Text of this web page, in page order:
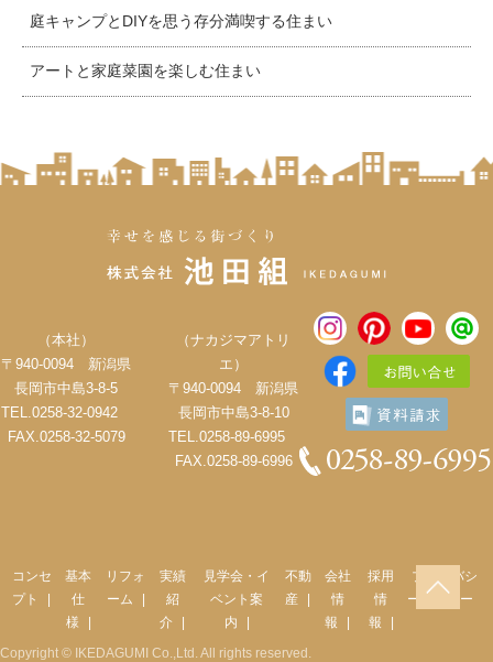
庭キャンプとDIYを思う存分満喫する住まい
アートと家庭菜園を楽しむ住まい
（本社）
〒940-0094 新潟県
長岡市中島3-8-5
TEL.0258-32-0942
FAX.0258-32-5079
（ナカジマアトリ
エ）
〒940-0094 新潟県
長岡市中島3-8-10
TEL.0258-89-6995
FAX.0258-89-6996
コンセ
プト
基本
仕
様
リフォ
ーム
実績
紹
介
見学会・イ
ベント案
内
不動
産
会社
情
報
採用
情
報
プライバシ
ーポリシー
Copyright © IKEDAGUMI Co.,Ltd. All rights reserved.